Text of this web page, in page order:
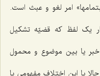
امر لغو و عبث است.
یک لفظ که قضیّه تشکیل
خبر یا بین موضوع و محمول
یا این اختلاف مفهومی یا